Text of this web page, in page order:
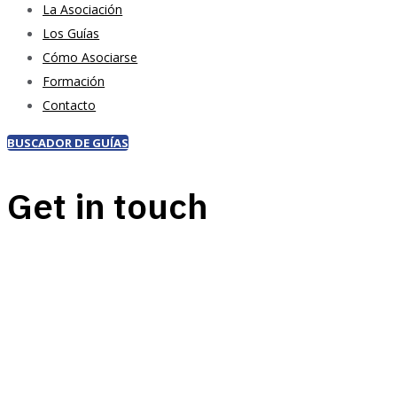
La Asociación
Los Guías
Cómo Asociarse
Formación
Contacto
BUSCADOR DE GUÍAS
Get in touch